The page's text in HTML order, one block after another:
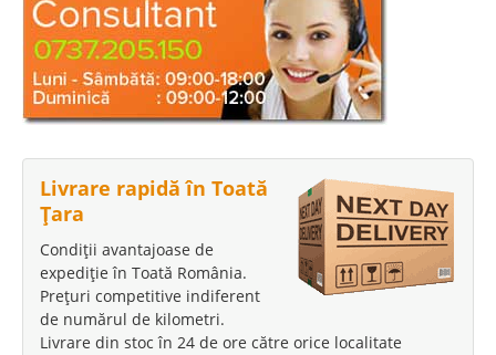
Livrare rapidă în Toată
Țara
Condiții avantajoase de
expediție în Toată România.
Prețuri competitive indiferent
de numărul de kilometri.
Livrare din stoc în 24 de ore către orice localitate